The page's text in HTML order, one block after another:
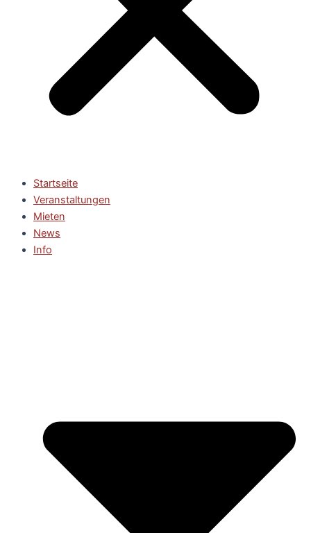
Startseite
Veranstaltungen
Mieten
News
Info